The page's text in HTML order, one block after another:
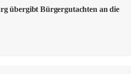
übergibt Bürgergutachten an die